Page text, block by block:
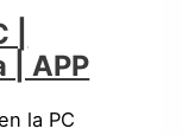
| APP
la PC